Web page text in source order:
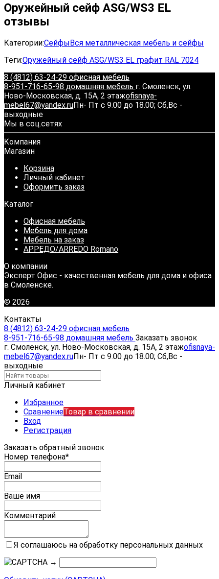
Оружейный сейф ASG/WS3 EL
отзывы
Категории:СейфыВся металлическая мебель и сейфы
Теги:Оружейный сейф ASG/WS3 EL графит RAL 7024
8 (4812) 63-24-29 офисная мебель
8-951-716-65-98 домашняя мебель г. Смоленск, ул.
Ново-Московская, д. 15А, 2 этажofisnaya-
mebel67@yandex.ruПн- Пт с 9.00 до 18.00; Сб,Вс -
выходные
Мы в соц.сетях
Компания
Магазин
Корзина
Личный кабинет
Оформить заказ
Каталог
Офисная мебель
Мебель для дома
Мебель на заказ
АРРЕДО/ARREDO Romano
О компании
Эксперт Офис - качественная мебель для дома и офиса
в Смоленске.
© 2026
Контакты
8 (4812) 63-24-29 офисная мебель
8-951-716-65-98 домашняя мебель Заказать звонок
г. Смоленск, ул. Ново-Московская, д. 15А, 2 этажofisnaya-
mebel67@yandex.ruПн- Пт с 9.00 до 18.00; Сб,Вс -
выходные
Личный кабинет
Избранное
СравнениеТовар в сравнении
Вход
Регистрация
Заказать обратный звонок
Номер телефона*
Email
Ваше имя
Комментарий
Я соглашаюсь на обработку персональных данных
→